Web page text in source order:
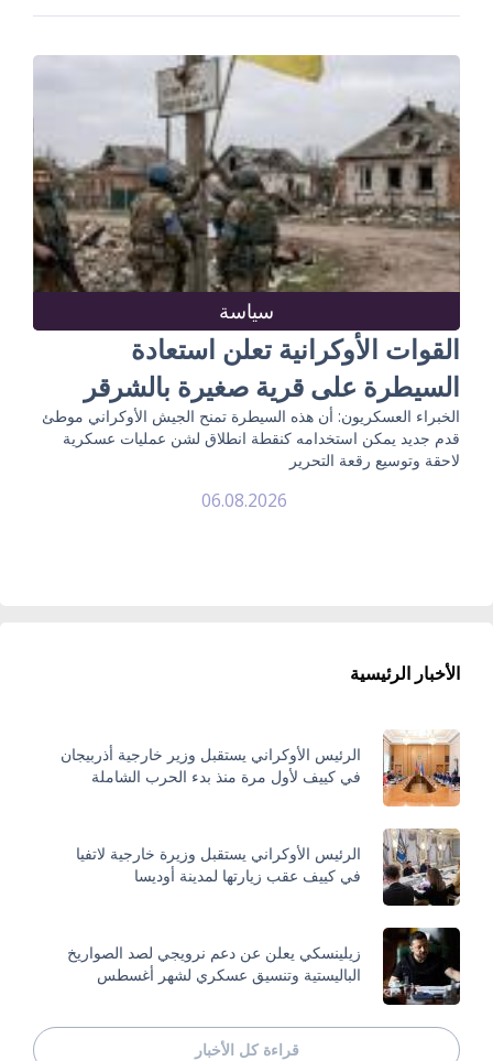
سياسة
القوات الأوكرانية تعلن استعادة
السيطرة على قرية صغيرة بالشرقر
الخبراء العسكريون: أن هذه السيطرة تمنح الجيش الأوكراني موطئ
قدم جديد يمكن استخدامه كنقطة انطلاق لشن عمليات عسكرية
لاحقة وتوسيع رقعة التحرير
06.08.2026
الأخبار الرئيسية
الرئيس الأوكراني يستقبل وزير خارجية أذربيجان
في كييف لأول مرة منذ بدء الحرب الشاملة
الرئيس الأوكراني يستقبل وزيرة خارجية لاتفيا
في كييف عقب زيارتها لمدينة أوديسا
زيلينسكي يعلن عن دعم نرويجي لصد الصواريخ
الباليستية وتنسيق عسكري لشهر أغسطس
قراءة كل الأخبار